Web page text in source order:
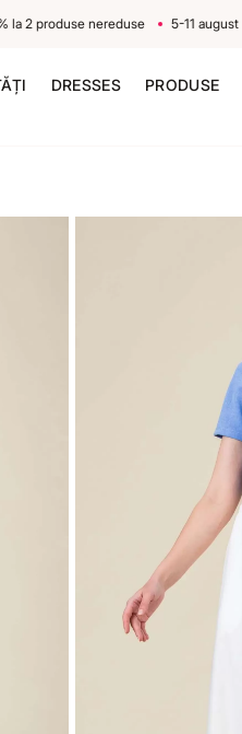
2 produse nereduse 5-11 august
DRESSES PRODUSE